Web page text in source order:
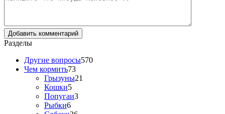
Разделы
Другие вопросы570
Чем кормить73
Грызуны21
Кошки5
Попугаи3
Рыбки6